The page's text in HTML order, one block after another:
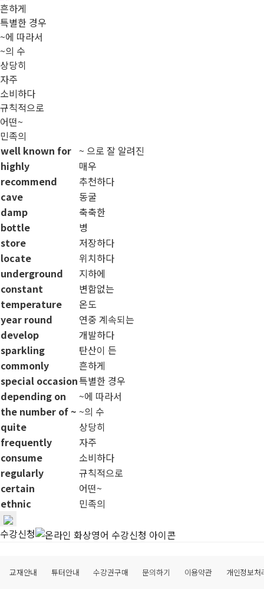
흔하게
특별한 경우
~에 따라서
~의 수
상당히
자주
소비하다
규칙적으로
어떤~
민족의
well known for ~ 으로 잘 알려진
highly
매우
recommend
추천하다
cave
동굴
damp
축축한
bottle
병
store
저장하다
locate
위치하다
underground
지하에
constant
변함없는
temperature
온도
year round
연중 계속되는
develop
개발하다
sparkling
탄산이 든
commonly
흔하게
special occasion특별한 경우
depending on
~에 따라서
the number of ~ ~의 수
quite
상당히
frequently
자주
consume
소비하다
regularly
규칙적으로
certain
어떤~
ethnic
민족의
수강신청
교재안내 튜터안내 수강권구매 문의하기 이용약관 개인정보처